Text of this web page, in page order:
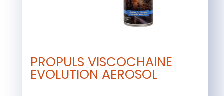
PROPULS VISCOCHAINE
EVOLUTION AEROSOL